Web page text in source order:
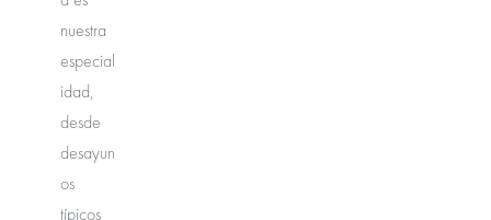
nuestra
especial
idad,
desde
desayun
os
típicos